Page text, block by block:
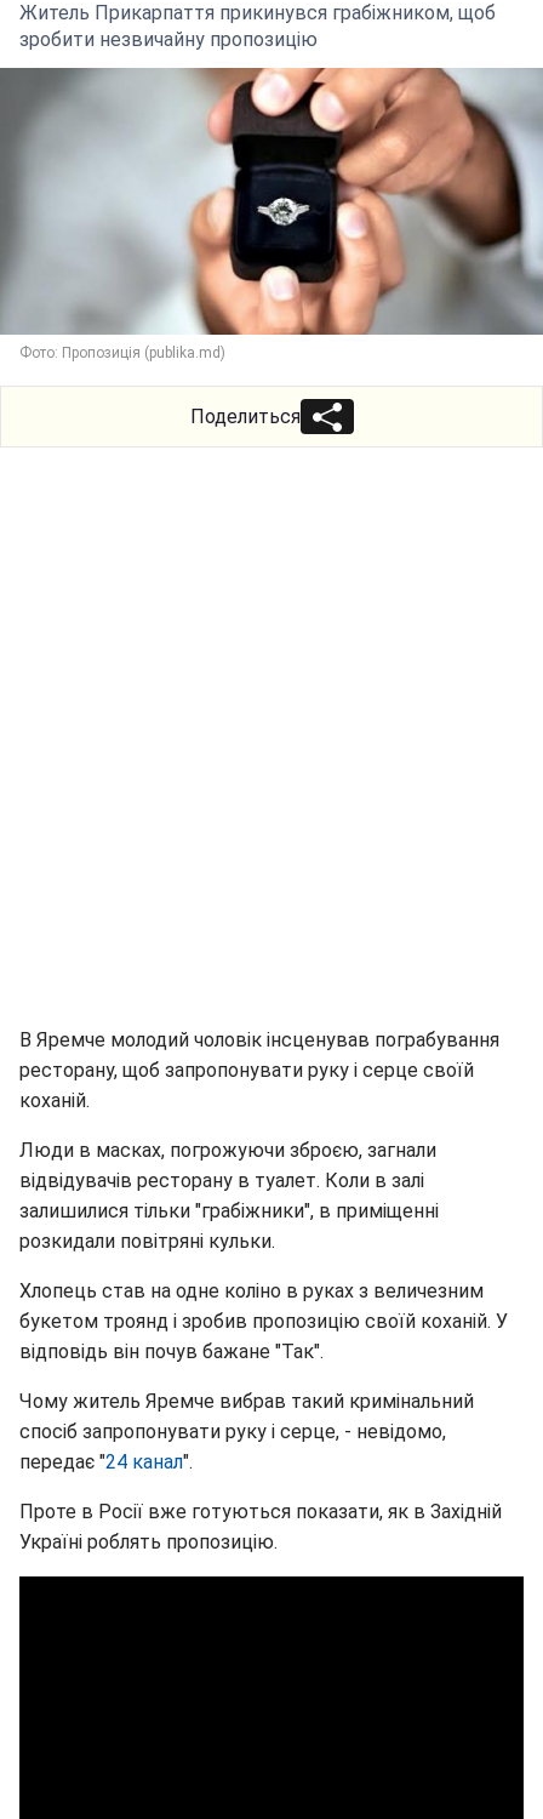
Житель Прикарпаття прикинувся грабіжником, щоб
зробити незвичайну пропозицію
Фото: Пропозиція (publika.md)
Поделиться
В Яремче молодий чоловік інсценував пограбування
ресторану, щоб запропонувати руку і серце своїй
коханій.
Люди в масках, погрожуючи зброєю, загнали
відвідувачів ресторану в туалет. Коли в залі
залишилися тільки "грабіжники", в приміщенні
розкидали повітряні кульки.
Хлопець став на одне коліно в руках з величезним
букетом троянд і зробив пропозицію своїй коханій. У
відповідь він почув бажане "Так".
Чому житель Яремче вибрав такий кримінальний
спосіб запропонувати руку і серце, - невідомо,
передає "24 канал".
Проте в Росії вже готуються показати, як в Західній
Україні роблять пропозицію.